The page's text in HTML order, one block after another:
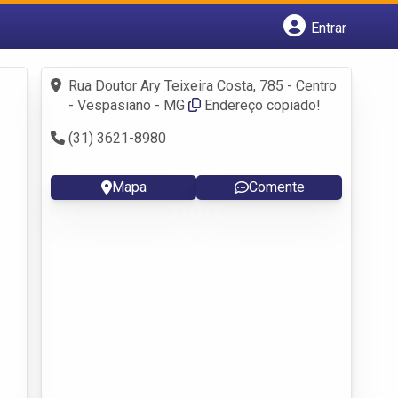
Entrar
Fazer login
Criar conta
Rua Doutor Ary Teixeira Costa, 785 - Centro
- Vespasiano - MG
Endereço copiado!
(31) 3621-8980
Mapa Comente